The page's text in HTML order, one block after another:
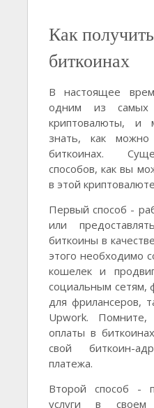
Как
биткоинах
В настоящее
одним из самых
криптовалюты, и
знать, как можно
биткоинах.
способов, как вы
в этой
Первый способ -
или
биткоины в
этого необходимо
кошелек и
социальным сетям,
для фрилансеров,
Upwork.
оплаты в
свой биткоин-
платежа.
Второй способ -
услуги в своем